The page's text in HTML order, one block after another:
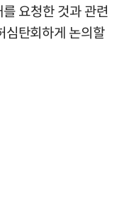
요청한 것과 관련
심탄회하게 논의할